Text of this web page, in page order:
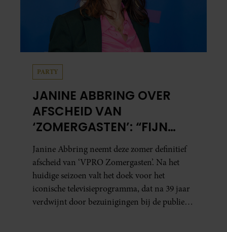
PARTY
JANINE ABBRING OVER
AFSCHEID VAN
‘ZOMERGASTEN’: “FIJN
DAT IK HET LICHT MAG
UITDOEN”
Janine Abbring neemt deze zomer definitief
afscheid van ‘VPRO Zomergasten’. Na het
huidige seizoen valt het doek voor het
iconische televisieprogramma, dat na 39 jaar
verdwijnt door bezuinigingen bij de publieke